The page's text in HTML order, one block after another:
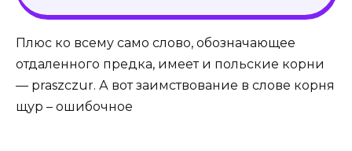
Плюс ко всему само слово, обозначающее
отдаленного предка, имеет и польские корни
— praszczur. А вот заимствование в слове корня
щур – ошибочное